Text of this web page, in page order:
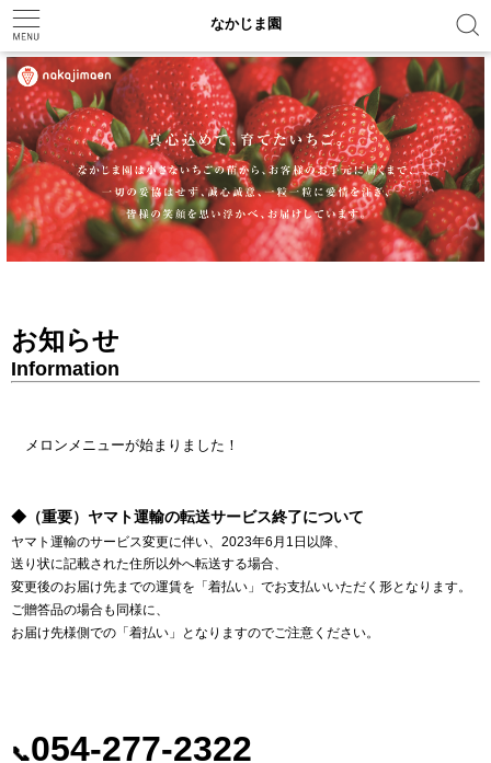
なかじま園
→
←
お知らせ
Information
メロンメニューが始まりました！
◆（重要）ヤマト運輸の転送サービス終了について
ヤマト運輸のサービス変更に伴い、2023年6月1日以降、
送り状に記載された住所以外へ転送する場合、
変更後のお届け先までの運賃を「着払い」でお支払いいただく形となります。
ご贈答品の場合も同様に、
お届け先様側での「着払い」となりますのでご注意ください。
📞054-277-2322